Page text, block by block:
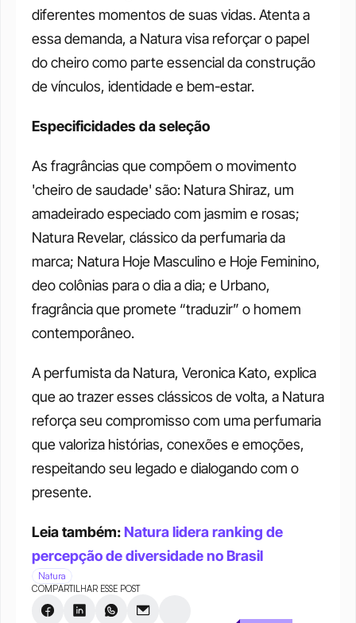
diferentes momentos de suas vidas. Atenta a
essa demanda, a Natura visa reforçar o papel
do cheiro como parte essencial da construção
de vínculos, identidade e bem-estar.
Especificidades da seleção
As fragrâncias que compõem o movimento
'cheiro de saudade' são: Natura Shiraz, um
amadeirado especiado com jasmim e rosas;
Natura Revelar, clássico da perfumaria da
marca; Natura Hoje Masculino e Hoje Feminino,
deo colônias para o dia a dia; e Urbano,
fragrância que promete “traduzir” o homem
contemporâneo.
A perfumista da Natura, Veronica Kato, explica
que ao trazer esses clássicos de volta, a Natura
reforça seu compromisso com uma perfumaria
que valoriza histórias, conexões e emoções,
respeitando seu legado e dialogando com o
presente.
Leia também: Natura lidera ranking de
percepção de diversidade no Brasil
Natura
COMPARTILHAR ESSE POST